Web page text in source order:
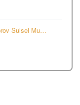
Sulsel Mu…